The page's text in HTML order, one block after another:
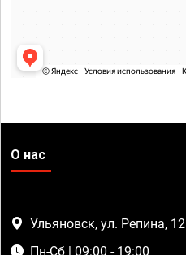
О нас
Ульяновск, ул. Репина, 12
Пн-Сб | 09:00 - 19:00